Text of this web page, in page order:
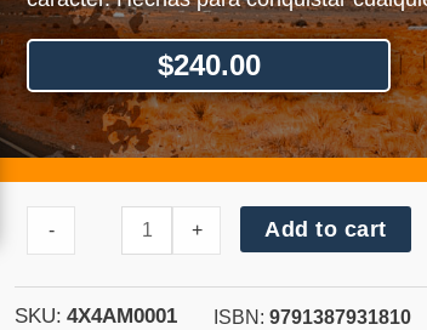
$240.00
Ford
Bronco
- + Add to cart
SKU: 4X4AM0001 ISBN: 9791387931810